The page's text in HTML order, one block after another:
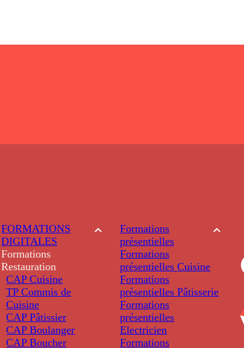
FORMATIONS
DIGITALES
Formations
Restauration
CAP Cuisine
TP Commis de
Cuisine
CAP Pâtissier
CAP Boulanger
CAP Boucher
Formations
présentielles
Formations
présentielles Cuisine
Formations
présentielles Pâtisserie
Formations
présentielles
Electricien
Formations